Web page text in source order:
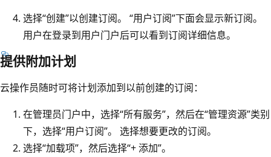
选择“创建”以创建订阅。
“用户订阅”下面会显示新订阅。
用户在登录到用户门户后可以看到订阅详细信息。
提供附加计划
云操作员随时可将计划添加到以前创建的订阅：
在管理员门户中，选择“所有服务”，然后在“管理资源”类别
下，选择“用户订阅”。 选择想要更改的订阅。
选择“加载项”，然后选择“+ 添加”。